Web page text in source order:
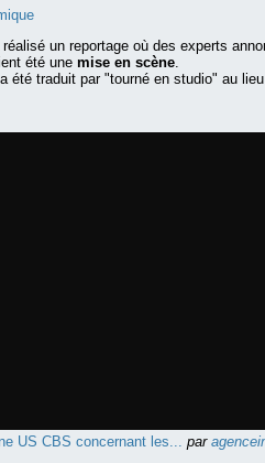
un reportage où des experts
été une mise en scène.
été traduit par "tourné en studio" au
US CBS concernant les... par